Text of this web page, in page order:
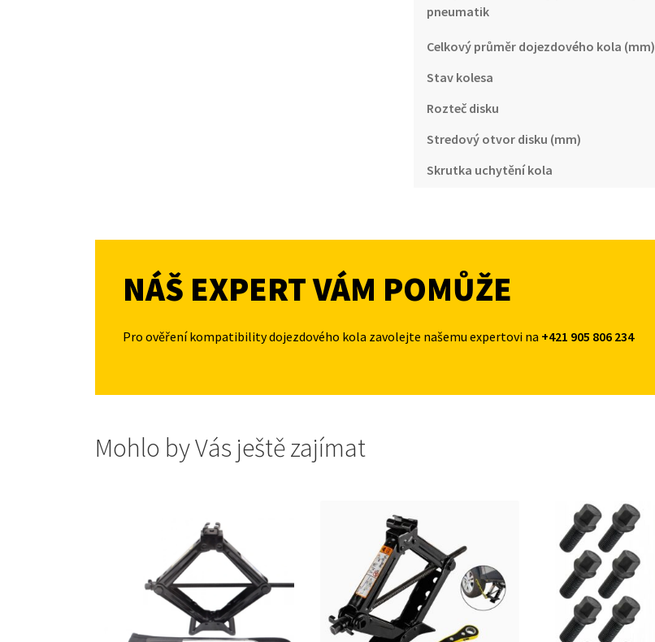
pneumatik
Celkový průměr dojezdového kola (mm)
Stav kolesa
Rozteč disku
Stredový otvor disku (mm)
Skrutka uchytění kola
NÁŠ EXPERT VÁM POMŮŽE
Pro ověření kompatibility dojezdového kola zavolejte našemu expertovi na +421 905 806 234
Mohlo by Vás ještě zajímat